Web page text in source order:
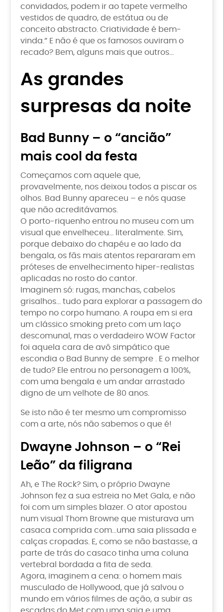
convidados, podem ir ao tapete vermelho
vestidos de quadro, de estátua ou de
conceito abstracto. Criatividade é bem-
vinda.” E não é que os famosos ouviram o
recado? Bem, alguns mais que outros…
As grandes
surpresas da noite
Bad Bunny – o “ancião”
mais cool da festa
Começamos com aquele que,
provavelmente, nos deixou todos a piscar os
olhos. Bad Bunny apareceu – e nós quase
que não acreditávamos.
O porto-riquenho entrou no museu com um
visual que envelheceu… literalmente. Sim,
porque debaixo do chapéu e ao lado da
bengala, os fãs mais atentos repararam em
próteses de envelhecimento hiper-realistas
aplicadas no rosto do cantor.
Imaginem só: rugas, manchas, cabelos
grisalhos… tudo para explorar a passagem do
tempo no corpo humano. A roupa em si era
um clássico smoking preto com um laço
descomunal, mas o verdadeiro WOW Factor
foi aquela cara de avô simpático que
escondia o Bad Bunny de sempre . E o melhor
de tudo? Ele entrou no personagem a 100%,
com uma bengala e um andar arrastado
digno de um velhote de 80 anos.
Se isto não é ter mesmo um compromisso
com a arte, nós não sabemos o que é!
Dwayne Johnson – o “Rei
Leão” da filigrana
Ah, e The Rock? Sim, o próprio Dwayne
Johnson fez a sua estreia no Met Gala, e não
foi com um simples blazer. O ator apostou
num visual Thom Browne que misturava um
casaca comprida com…uma saia plissada e
calças cropadas. E, como se não bastasse, a
parte de trás do casaco tinha uma coluna
vertebral bordada a fita de seda.
Agora, imaginem a cena: o homem mais
musculado de Hollywood, que já salvou o
mundo em vários filmes de ação, a subir as